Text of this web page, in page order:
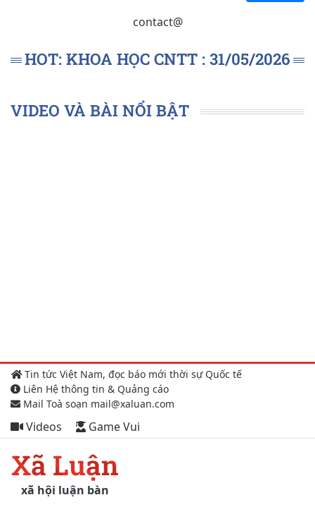
contact@
HOT: KHOA HỌC CNTT : 31/05/2026
VIDEO VÀ BÀI NỔI BẬT
Tin tức Việt Nam, đọc báo mới thời sự Quốc tế
Liên Hệ thông tin & Quảng cáo
Mail Toà soạn mail@xaluan.com
Videos Game Vui
Xã Luận
xã hội luận bàn